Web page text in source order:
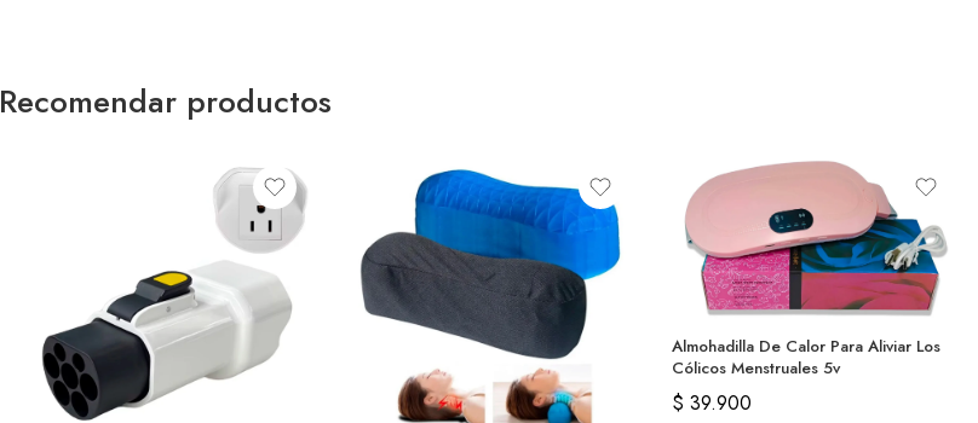
Recomendar productos
Almohadilla De Calor Para Aliviar Los
Cólicos Menstruales 5v
$ 39.900